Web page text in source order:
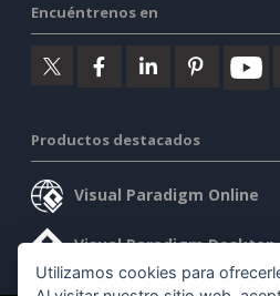
Encuéntrenos en
Productos destacados
Visual Paradigm Online
Visual Paradigm Desktop
Utilizamos cookies para